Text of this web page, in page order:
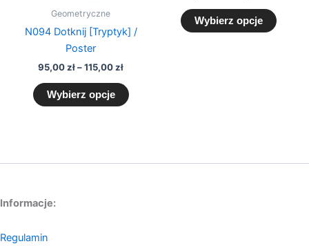
Geometryczne
N094 Dotknij [Tryptyk] /
Poster
95,00zł–115,00zł
Wybierz opcje
Wybierz opcje
Informacje:
Regulamin